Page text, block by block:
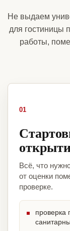
Не выдаем
для гостиницы
работы,
01
Всё, что
от оценки
проверке.
проверка